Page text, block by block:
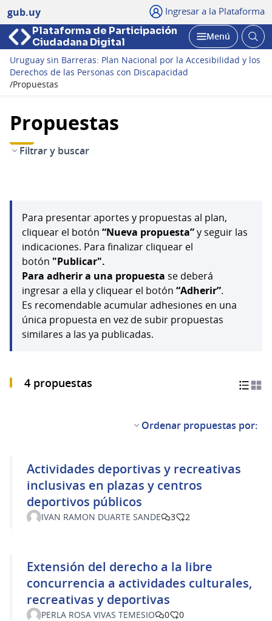
gub.uy Ingresar a la Plataforma
Plataforma de Participación
Ciudadana Digital
Abrir
Menú
Uruguay sin Barreras: Plan Nacional por la Accesibilidad y los
Derechos de las Personas con Discapacidad
/Propuestas
Propuestas
Filtrar y buscar
Para presentar aportes y propuestas al plan,
cliquear el botón “Nueva propuesta”y seguir las
indicaciones. Para finalizar cliquear el
botón "Publicar".
Para adherir a una propuesta se deberá
ingresar a ella y cliquear el botón “Adherir”.
Es recomendable acumular adhesiones en una
única propuesta en vez de subir propuestas
similares a las ya publicadas.
4 propuestas
Ordenar propuestas por:
Actividades deportivas y recreativas
inclusivas en plazas y centros
deportivos públicos
IVAN RAMON DUARTE SANDE 3 2
Extensión del derecho a la libre
concurrencia a actividades culturales,
recreativas y deportivas
PERLA ROSA VIVAS TEMESIO 0 0